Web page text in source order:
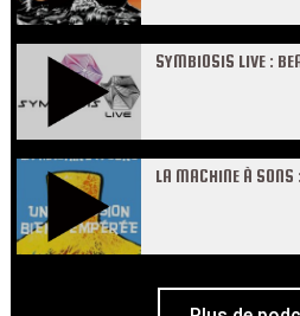
SYMBIOSIS LIVE :
LA MACHINE À